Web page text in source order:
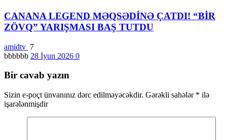
CANANA LEGEND MƏQSƏDİNƏ ÇATDI! “BİR
ZÖVQ” YARIŞMASI BAŞ TUTDU
amidtv 7
bbbbbb 28 İyun 2026 0
Bir cavab yazın
Sizin e-poçt ünvanınız dərc edilməyəcəkdir. Gərəkli sahələr * ilə
işarələnmişdir